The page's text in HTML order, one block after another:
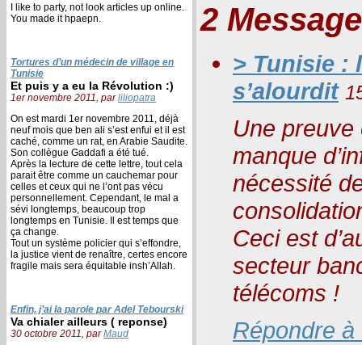
I like to party, not look articles up online.
You made it hpaepn.
Tortures d’un médecin de village en
Tunisie
Et puis y a eu la Révolution :)
1er novembre 2011, parliliopatra
On est mardi 1er novembre 2011, déjà
neuf mois que ben ali s’est enfui et il est
caché, comme un rat, en Arabie Saudite.
Son collègue Gaddafi a été tué.
Après la lecture de cette lettre, tout cela
parait être comme un cauchemar pour
celles et ceux qui ne l’ont pas vécu
personnellement. Cependant, le mal a
sévi longtemps, beaucoup trop
longtemps en Tunisie. Il est temps que
ça change.
Tout un système policier qui s’effondre,
la justice vient de renaître, certes encore
fragile mais sera équitable insh’Allah.
Enfin, j’ai la parole par Adel Tebourski
Va chialer ailleurs ( reponse)
30 octobre 2011, parMaud
2
> Tunisie :
s’alourdit
Une
manque
nécessité
Ceci est
secteur
télécoms !
Répondre